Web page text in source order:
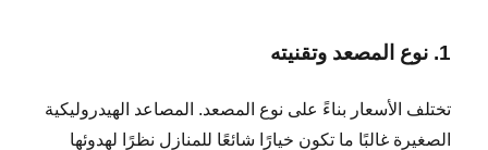
1. نوع المصعد وتقنيته
تختلف الأسعار بناءً على نوع المصعد. المصاعد الهيدروليكية
الصغيرة غالبًا ما تكون خيارًا شائعًا للمنازل نظرًا لهدوئها